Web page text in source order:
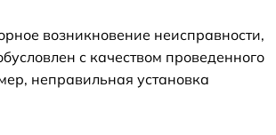
возникновение неисправности,
с качеством проведенного
неправильная установка